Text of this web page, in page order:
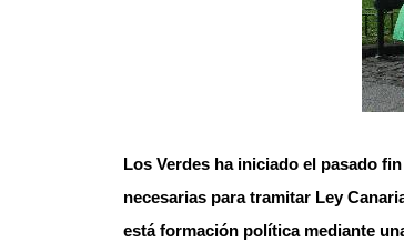
Los Verdes ha iniciado el pasado
necesarias para tramitar Ley
está formación política mediante